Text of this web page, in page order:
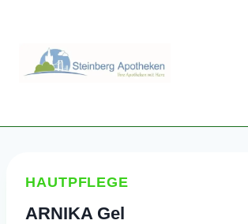
springen
HAUTPFLEGE
ARNIKA Gel